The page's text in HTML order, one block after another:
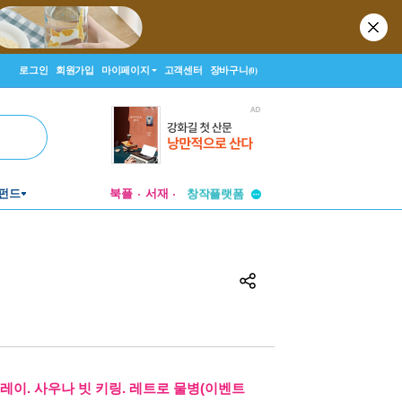
로그인 회원가입 마이페이지 고객센터 장바구니(0)
드 북플 서재
창작플랫폼
이. 사우나 빗 키링. 레트로 물병(이벤트